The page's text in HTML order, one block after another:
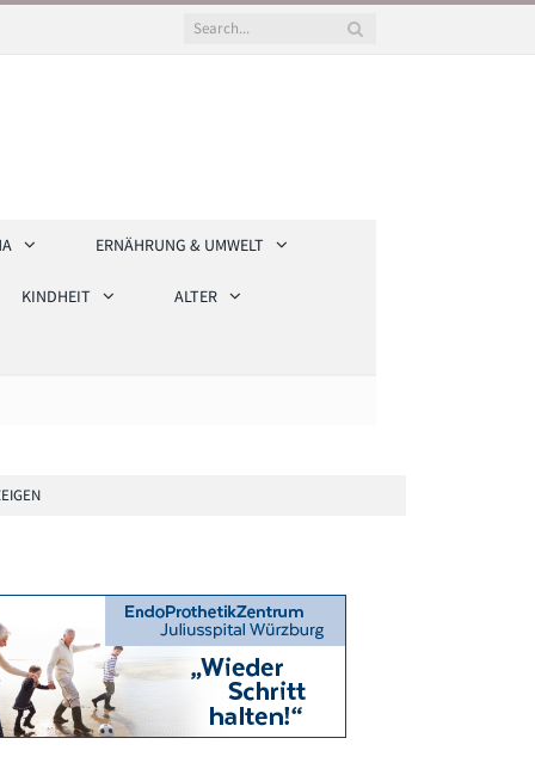
ERNÄHRUNG & UMWELT
KINDHEIT ALTER